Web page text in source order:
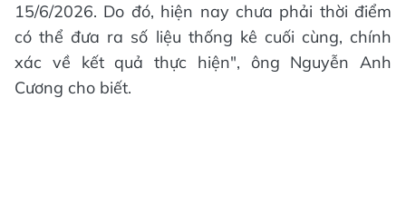
15/6/2026. Do đó, hiện nay chưa phải thời điểm
có thể đưa ra số liệu thống kê cuối cùng, chính
xác về kết quả thực hiện", ông Nguyễn Anh
Cương cho biết.